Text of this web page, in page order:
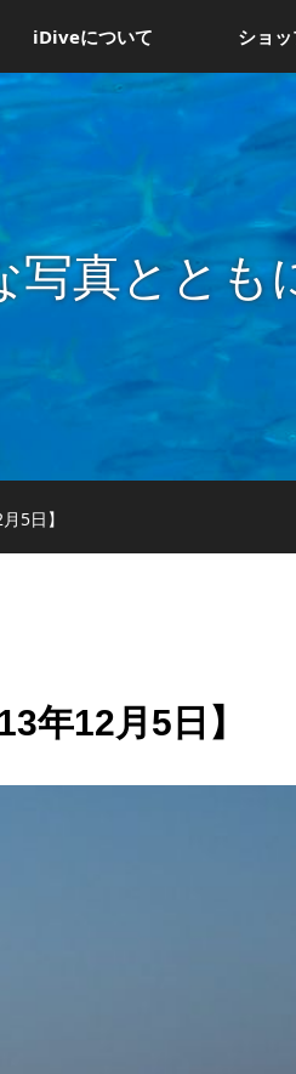
iDiveについて ショ
真ととも
5日】
年12月5日】